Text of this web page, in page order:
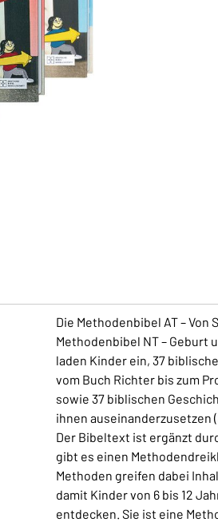
Die Methodenbibel AT – Von
Methodenbibel NT – Geburt
laden Kinder ein, 37
vom Buch Richter bis zum
sowie 37 biblischen
ihnen auseinanderzusetzen
Der Bibeltext ist ergänzt
gibt es einen
Methoden greifen dabei
damit Kinder von 6 bis 12
entdecken. Sie ist eine